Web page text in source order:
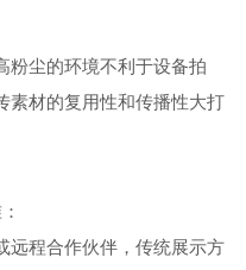
粉尘的环境不利于设备拍
素材的复用性和传播性大打
远程合作伙伴，传统展示方